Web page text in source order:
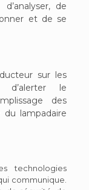
de
et de se
sur les
d’alerter le
des
du lampadaire
technologies
communique.